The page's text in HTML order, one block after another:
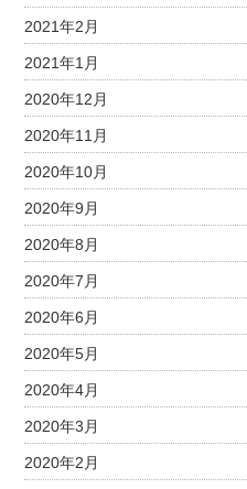
2021年2月
2021年1月
2020年12月
2020年11月
2020年10月
2020年9月
2020年8月
2020年7月
2020年6月
2020年5月
2020年4月
2020年3月
2020年2月